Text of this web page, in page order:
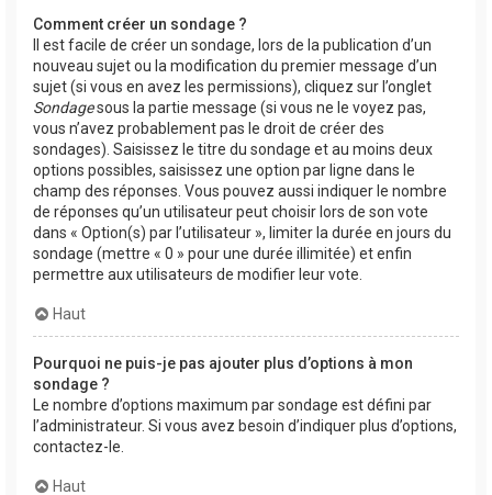
Comment créer un sondage ?
Il est facile de créer un sondage, lors de la publication d’un
nouveau sujet ou la modification du premier message d’un
sujet (si vous en avez les permissions), cliquez sur l’onglet
Sondagesous la partie message (si vous ne le voyez pas,
vous n’avez probablement pas le droit de créer des
sondages). Saisissez le titre du sondage et au moins deux
options possibles, saisissez une option par ligne dans le
champ des réponses. Vous pouvez aussi indiquer le nombre
de réponses qu’un utilisateur peut choisir lors de son vote
dans « Option(s) par l’utilisateur », limiter la durée en jours du
sondage (mettre « 0 » pour une durée illimitée) et enfin
permettre aux utilisateurs de modifier leur vote.
Haut
Pourquoi ne puis-je pas ajouter plus d’options à mon
sondage ?
Le nombre d’options maximum par sondage est défini par
l’administrateur. Si vous avez besoin d’indiquer plus d’options,
contactez-le.
Haut